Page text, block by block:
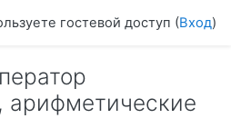
гостевой доступ (Вход)
арифметические